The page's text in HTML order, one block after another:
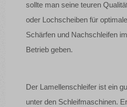
sollte man seine teuren
oder Lochscheiben für
Schärfen und Nachschleifen
Betrieb geben.
Der Lamellenschleifer ist ein
unter den Schleifmaschinen.